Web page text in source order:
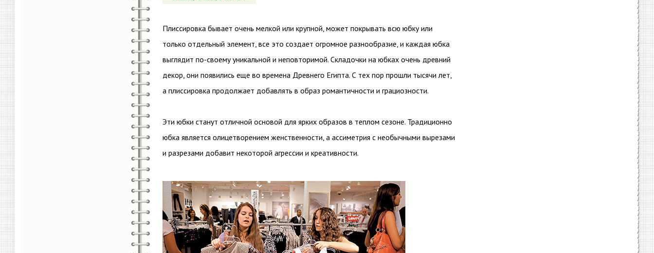
Плиссировка бывает очень мелкой или крупной, может покрывать всю юбку или
только отдельный элемент, все это создает огромное разнообразие, и каждая юбка
выглядит по-своему уникальной и неповторимой. Складочки на юбках очень древний
декор, они появились еще во времена Древнего Египта. С тех пор прошли тысячи лет,
а плиссировка продолжает добавлять в образ романтичности и грациозности.
Эти юбки станут отличной основой для ярких образов в теплом сезоне. Традиционно
юбка является олицетворением женственности, а ассиметрия с необычными вырезами
и разрезами добавит некоторой агрессии и креативности.